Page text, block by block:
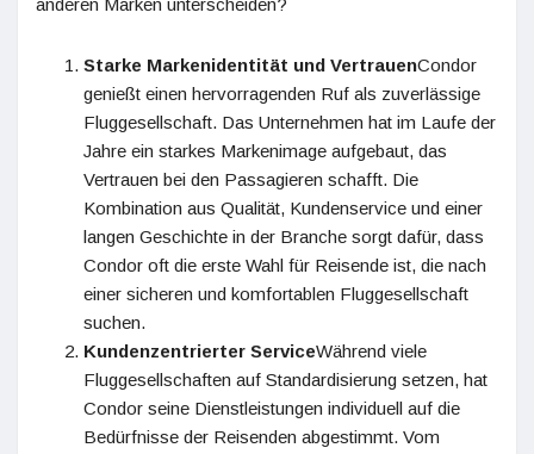
anderen Marken unterscheiden?
Starke Markenidentität und VertrauenCondor
genießt einen hervorragenden Ruf als zuverlässige
Fluggesellschaft. Das Unternehmen hat im Laufe der
Jahre ein starkes Markenimage aufgebaut, das
Vertrauen bei den Passagieren schafft. Die
Kombination aus Qualität, Kundenservice und einer
langen Geschichte in der Branche sorgt dafür, dass
Condor oft die erste Wahl für Reisende ist, die nach
einer sicheren und komfortablen Fluggesellschaft
suchen.
Kundenzentrierter ServiceWährend viele
Fluggesellschaften auf Standardisierung setzen, hat
Condor seine Dienstleistungen individuell auf die
Bedürfnisse der Reisenden abgestimmt. Vom